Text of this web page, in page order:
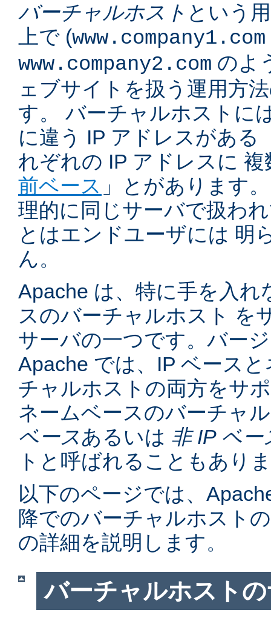
バーチャルホスト という
上で (www.company1.com
www.company2.com のよ
ェブサイトを扱う運用方
す。 バーチャルホストに
に違う IP アドレスがある
れぞれの IP アドレスに
前ベース 」とがあります
理的に同じサーバで扱わ
とはエンドユーザには 明
ん。
Apache は、特に手を入れ
スのバーチャルホスト を
サーバの一つです。バー
Apache では、IP ベース
チャルホストの両方をサ
ネームベースのバーチャ
ベースあるいは 非 IP ベー
トと呼ばれることもあり
以下のページでは、
降でのバーチャルホスト
の詳細を説明します。
バーチャルホスト